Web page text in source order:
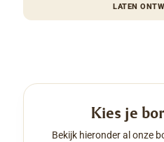
LATEN
Kies je
Bekijk hieronder al onze